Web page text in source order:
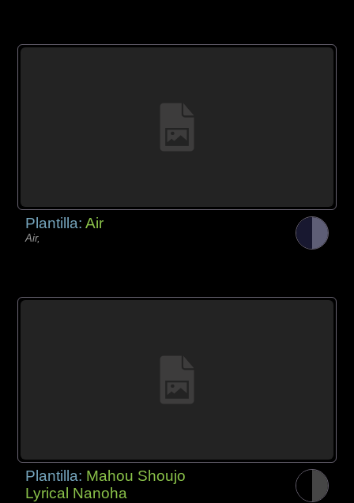
Plantilla:Air
Air,
Plantilla: Mahou Shoujo
Lyrical Nanoha